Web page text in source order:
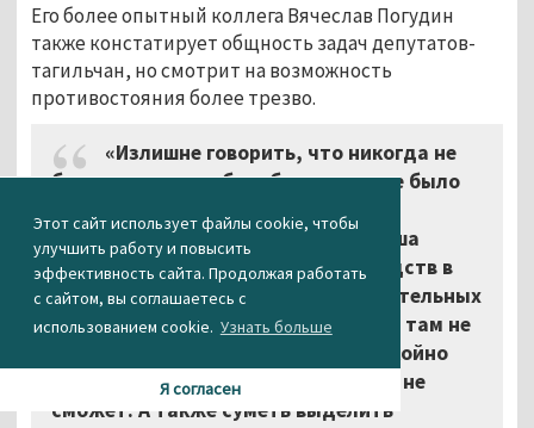
Этот сайт использует файлы cookie, чтобы
улучшить работу и повысить
эффективность сайта. Продолжая работать
с сайтом, вы соглашаетесь с
использованием cookie. Узнать больше
Я согласен
Его более опытный коллега Вячеслав Погудин
также констатирует общность задач депутатов-
тагильчан, но смотрит на возможность
противостояния более трезво.
«Излишне говорить, что никогда не
было такого, чтобы с бюджетом не было
проблем. Я иллюзий не строю, все
проблемы решить невозможно. Наша
задача – притянуть максимум средств в
конструктивной работе на согласительных
комиссиях. Кричать многие умеют, там не
голосом брать нужно, а уметь спокойно
доказать, что без этих сумм город не
сможет. А также суметь выделить